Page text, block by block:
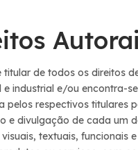
titular de todos os direitos
e industrial e/ou encontra-
pelos respectivos titulares
e divulgação de cada um
textuais, funcionais